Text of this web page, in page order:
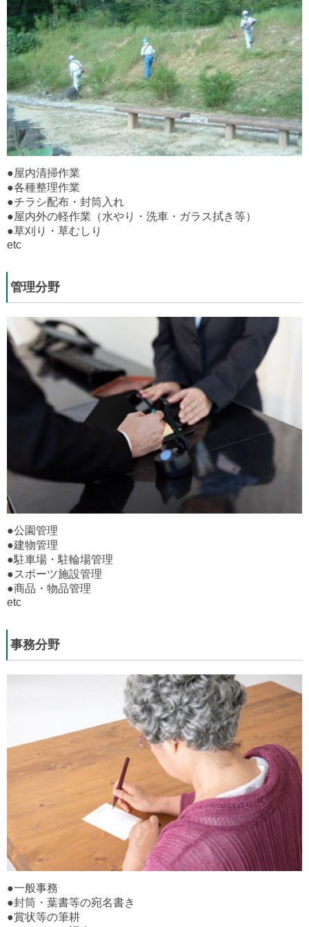
●屋内清掃作業
●各種整理作業
●チラシ配布・封筒入れ
●屋内外の軽作業（水やり・洗車・ガラス拭き等）
●草刈り・草むしり
etc
管理分野
●公園管理
●建物管理
●駐車場・駐輪場管理
●スポーツ施設管理
●商品・物品管理
etc
事務分野
●一般事務
●封筒・葉書等の宛名書き
●賞状等の筆耕